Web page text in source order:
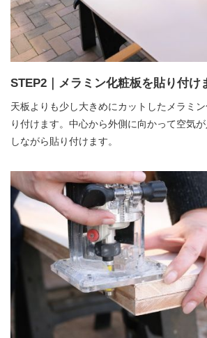
STEP2｜メラミン化粧板を貼り付け
天板よりも少し大きめにカットしたメラミ
り付けます。中心から外側に向かって空気
しながら貼り付けます。